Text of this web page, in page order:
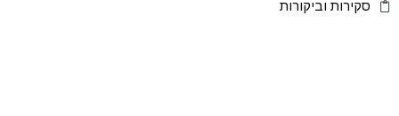
סקירות וביקורות